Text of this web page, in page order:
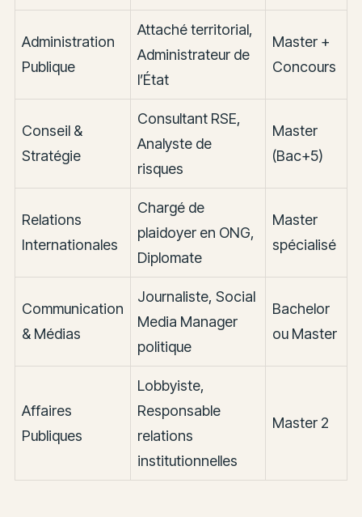
Administration
Publique
Attaché territorial,
Administrateur de
l’État
Master +
Concours
Conseil &
Stratégie
Consultant RSE,
Analyste de
risques
Master
(Bac+5)
Relations
Internationales
Chargé de
plaidoyer en ONG,
Diplomate
Master
spécialisé
Communication
& Médias
Journaliste, Social
Media Manager
politique
Bachelor
ou Master
Affaires
Publiques
Lobbyiste,
Responsable
relations
institutionnelles
Master 2